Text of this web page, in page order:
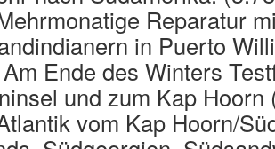
Reparatur
in Puerto
Ende des Winters
und zum Kap Hoorn
vom Kap Hoorn/